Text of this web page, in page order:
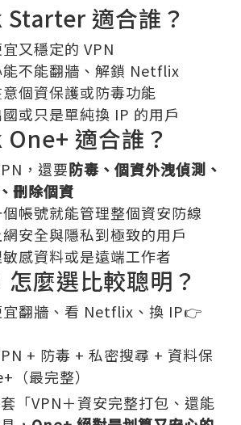
適合誰？
又穩定的 VPN
能不能翻牆、解鎖 Netflix
個資保護或防毒功能
或只是單純換 IP 的用戶
適合誰？
，還要防毒、個資外洩偵測、
刪除個資
帳號就能管理整個資安防線
安全與隱私到極致的用戶
感資料或是遠端工作者
麼選比較聰明？
宜翻牆、看 Netflix、換 IP👉
+ 防毒 + 私密搜尋 + 資料保
（最完整）
「VPN＋資安完整打包、還能